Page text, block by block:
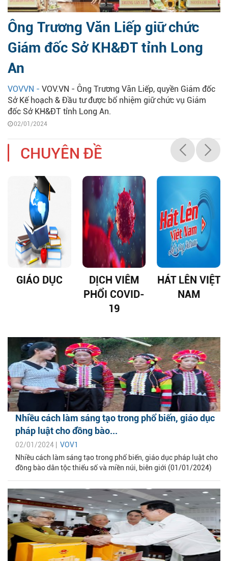
Ông Trương Văn Liếp giữ chức
Giám đốc Sở KH&ĐT tỉnh Long
An
VOVVN - VOV.VN - Ông Trương Văn Liếp, quyền Giám đốc
Sở Kế hoạch & Đầu tư được bổ nhiệm giữ chức vụ Giám
đốc Sở KH&ĐT tỉnh Long An.
02/01/2024
CHUYÊN ĐỀ
GIÁO DỤC
DỊCH VIÊM
PHỔI COVID-
19
HÁT LÊN VIỆT
NAM
Nhiều cách làm sáng tạo trong phổ biến, giáo dục
pháp luật cho đồng bào...
02/01/2024 | VOV1
Nhiều cách làm sáng tạo trong phổ biến, giáo dục pháp luật cho
đồng bào dân tộc thiểu số và miền núi, biên giới (01/01/2024)